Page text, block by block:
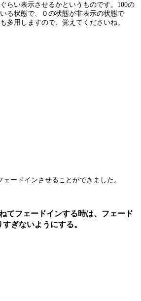
らい表示させるかというものです。100の
る状態で、０の状態が非表示の状態で
多用しますので、覚えてくださいね。
ードインさせることができました。
てフェードインする時は、フェード
ぎないようにする。